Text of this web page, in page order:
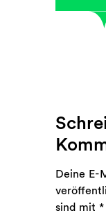
Deine E-
sind mit *